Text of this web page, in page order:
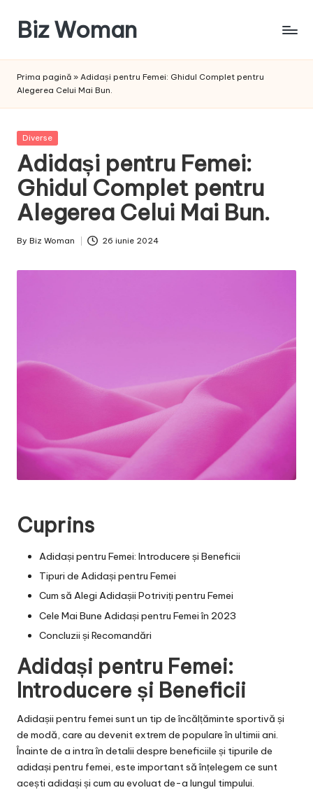
content
Biz Woman
succesul
Prima pagină » Adidași pentru Femei: Ghidul Complet pentru
Alegerea Celui Mai Bun.
Posted
Diverse
Adidași pentru Femei:
Ghidul Complet pentru
Alegerea Celui Mai Bun.
Posted
By Biz Woman 26 iunie 2024
Cuprins
Adidași pentru Femei: Introducere și Beneficii
Tipuri de Adidași pentru Femei
Cum să Alegi Adidașii Potriviți pentru Femei
Cele Mai Bune Adidași pentru Femei în 2023
Concluzii și Recomandări
Adidași pentru Femei:
Introducere și Beneficii
Adidașii pentru femei sunt un tip de încălțăminte sportivă și
de modă, care au devenit extrem de populare în ultimii ani.
Înainte de a intra în detalii despre beneficiile și tipurile de
adidași pentru femei, este important să înțelegem ce sunt
acești adidași și cum au evoluat de-a lungul timpului.